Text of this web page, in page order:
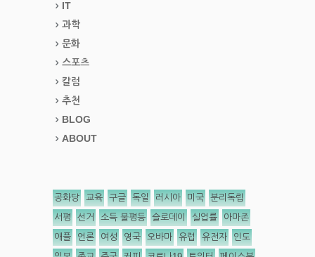
IT
과학
문화
스포츠
칼럼
추천
BLOG
ABOUT
공화당 교육 구글 독일 러시아 미국 분리독립
서평 선거 소득 불평등 슬로데이 실업률 아마존
애플 언론 여성 영국 오바마 유럽 유전자 인도